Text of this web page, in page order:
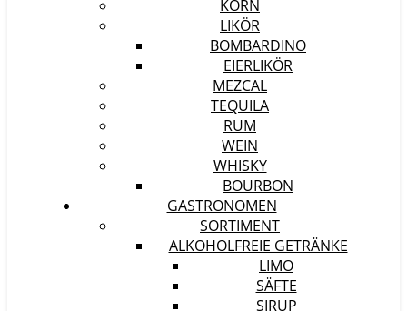
KORN
LIKÖR
BOMBARDINO
EIERLIKÖR
MEZCAL
TEQUILA
RUM
WEIN
WHISKY
BOURBON
GASTRONOMEN
SORTIMENT
ALKOHOLFREIE GETRÄNKE
LIMO
SÄFTE
SIRUP